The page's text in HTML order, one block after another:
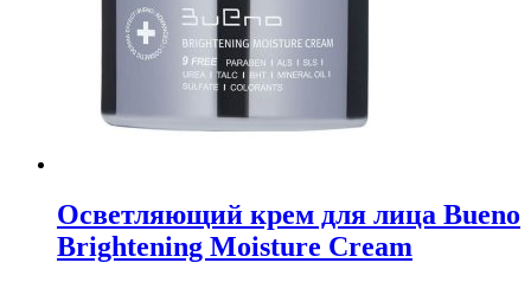
Осветляющий крем для лица Bueno
Brightening Moisture Cream